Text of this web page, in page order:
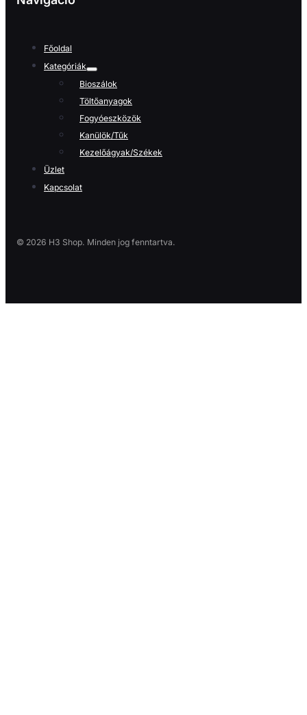
Főoldal
Kategóriák
Bioszálok
Töltőanyagok
Fogyóeszközök
Kanülök/Tűk
Kezelőágyak/Székek
Üzlet
Kapcsolat
© 2026 H3 Shop. Minden jog fenntartva.